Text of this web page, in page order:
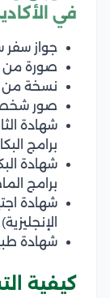
في
جواز سفر
صورة من
نسخة من
صور شخصية
شهادة
برامج
شهادة
برامج
شهادة
شهادة
كيفية